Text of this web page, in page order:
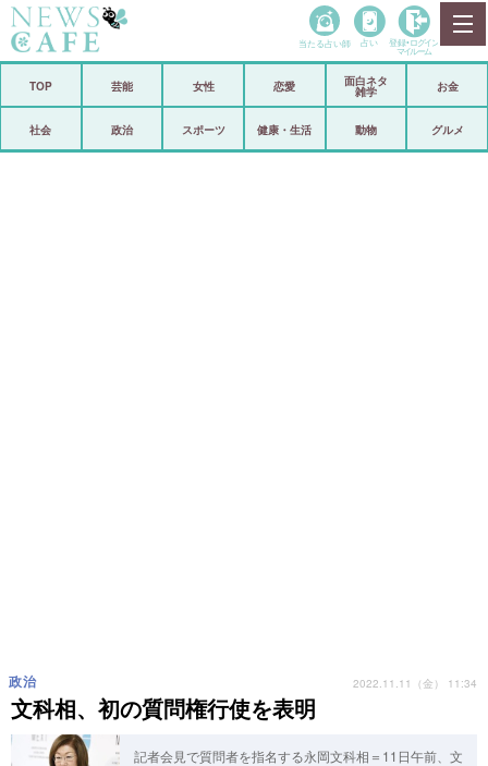
政治
当たる占い師 占い 登録• ログイン
マイルーム
TOP 芸能 女性 恋愛
面白ネタ
雑学
お金
社会 政治 スポーツ 健康・生活 動物 グルメ
文科相、初の質問権行使を表明
政治 2022.11.11（金） 11:34
記者会見で質問者を指名する永岡文科相＝11日午前、文